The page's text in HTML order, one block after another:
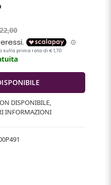
DISPONIBILE,
INFORMAZIONI